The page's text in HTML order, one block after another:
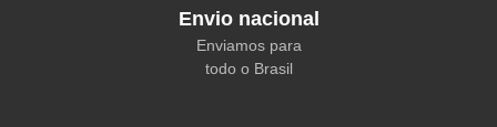
Envio nacional
Enviamos para
todo o Brasil